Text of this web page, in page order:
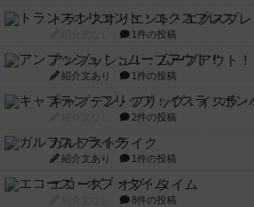
トランスオリエント・エクスプレ
1件の投稿
アンブッシュ！：ムーブアウト！
紹介文あり 1件の投稿
キャプテン・フリップ：イスラ
2件の投稿
ガルフストライク
紹介文あり 1件の投稿
エコーズ・オブ・タイム
8件の投稿